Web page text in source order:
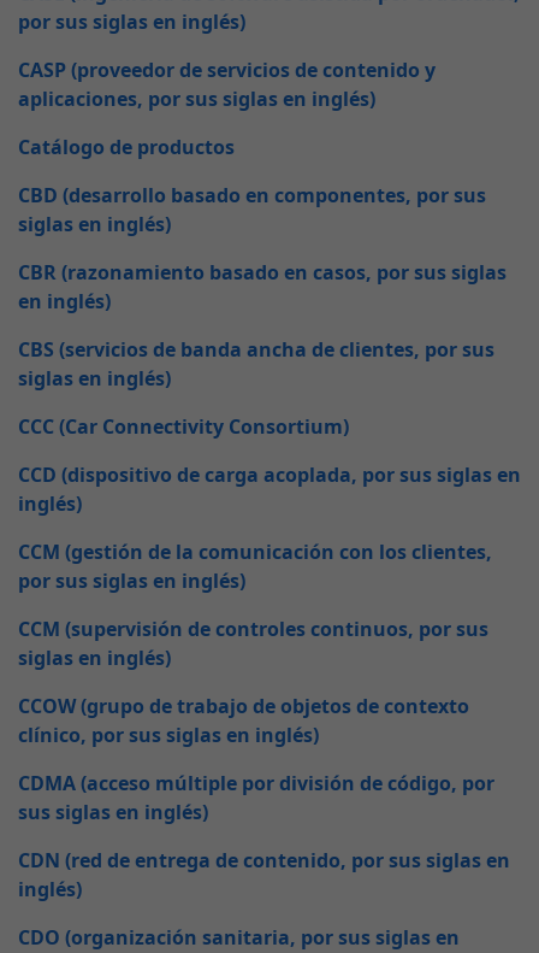
por sus siglas en inglés)
CASP (proveedor de servicios de contenido y
aplicaciones, por sus siglas en inglés)
Catálogo de productos
CBD (desarrollo basado en componentes, por sus
siglas en inglés)
CBR (razonamiento basado en casos, por sus siglas
en inglés)
CBS (servicios de banda ancha de clientes, por sus
siglas en inglés)
CCC (Car Connectivity Consortium)
CCD (dispositivo de carga acoplada, por sus siglas en
inglés)
CCM (gestión de la comunicación con los clientes,
por sus siglas en inglés)
CCM (supervisión de controles continuos, por sus
siglas en inglés)
CCOW (grupo de trabajo de objetos de contexto
clínico, por sus siglas en inglés)
CDMA (acceso múltiple por división de código, por
sus siglas en inglés)
CDN (red de entrega de contenido, por sus siglas en
inglés)
CDO (organización sanitaria, por sus siglas en